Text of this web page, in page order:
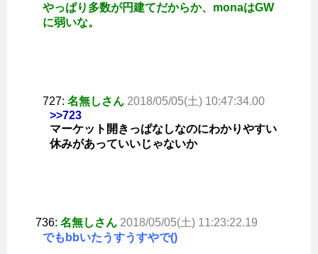
やっぱり多数が円建てだからか、monaはGW
に弱いな。
727: 名無しさん 2018/05/05(土) 10:47:34.00
>>723
マーケット開きっぱなしなのにわかりやすい
休みがあっていいじゃないか
736: 名無しさん 2018/05/05(土) 11:23:22.19
でもbbいたうすうすやで()